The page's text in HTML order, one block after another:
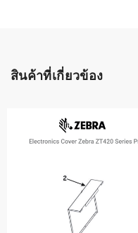
สินค้าที่เกี่ยวข้อง